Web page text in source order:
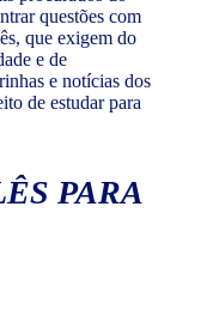
questões com
que exigem do
e de
e notícias dos
de estudar para
PARA